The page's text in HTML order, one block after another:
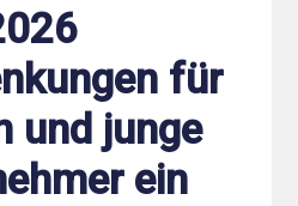
für
und junge
ein